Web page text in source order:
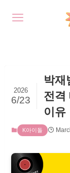
K-
박재
전격
이유
2026
6/23
K아이돌